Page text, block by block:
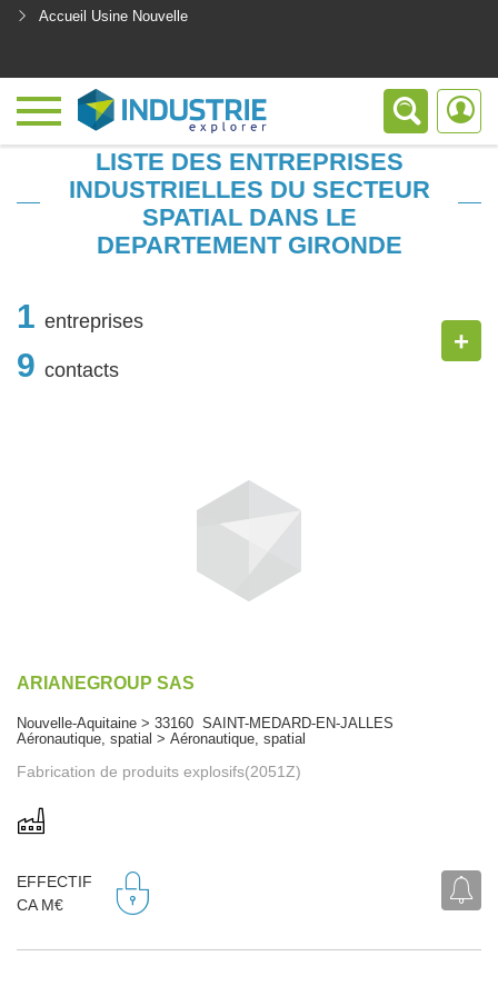
Accueil Usine Nouvelle
LISTE DES ENTREPRISES
INDUSTRIELLES DU SECTEUR
SPATIAL DANS LE
DEPARTEMENT GIRONDE
1 entreprises
9 contacts
+
ARIANEGROUP SAS
Nouvelle-Aquitaine > 33160 SAINT-MEDARD-EN-JALLES
Aéronautique, spatial > Aéronautique, spatial
Fabrication de produits explosifs(2051Z)
EFFECTIF
CA M€